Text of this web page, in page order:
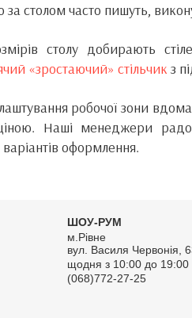
за столом часто пишуть,
столу добирають
«зростаючий» стільчик з
робочої зони
Наші менеджери
оформлення.
ШОУ-РУМ
м.Рівне
вул. Василя Червонія,
щодня з 10:00 до 19:00
(068)772-27-25